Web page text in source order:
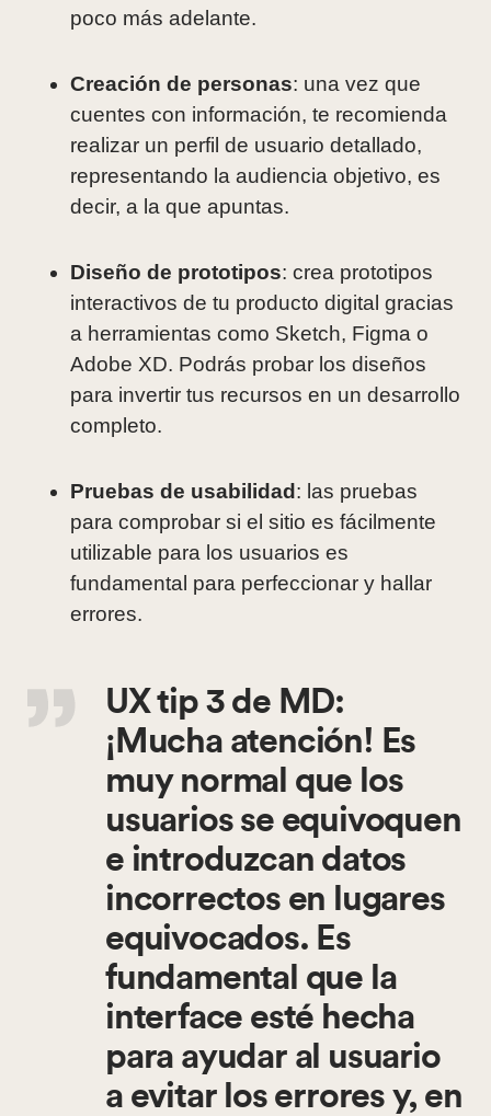
poco más adelante.
Creación de personas: una vez que
cuentes con información, te recomienda
realizar un perfil de usuario detallado,
representando la audiencia objetivo, es
decir, a la que apuntas.
Diseño de prototipos: crea prototipos
interactivos de tu producto digital gracias
a herramientas como Sketch, Figma o
Adobe XD. Podrás probar los diseños
para invertir tus recursos en un desarrollo
completo.
Pruebas de usabilidad : las pruebas
para comprobar si el sitio es fácilmente
utilizable para los usuarios es
fundamental para perfeccionar y hallar
errores.
UX tip 3de MD:
¡Mucha atención! Es
muy normal que los
usuarios se equivoquen
e introduzcan datos
incorrectos en lugares
equivocados. Es
fundamental que la
interface esté hecha
para ayudar al usuario
a evitar los errores y, en